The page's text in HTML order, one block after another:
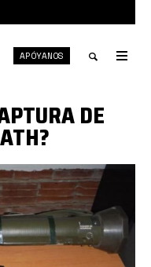
search
APÓYANOS
DE